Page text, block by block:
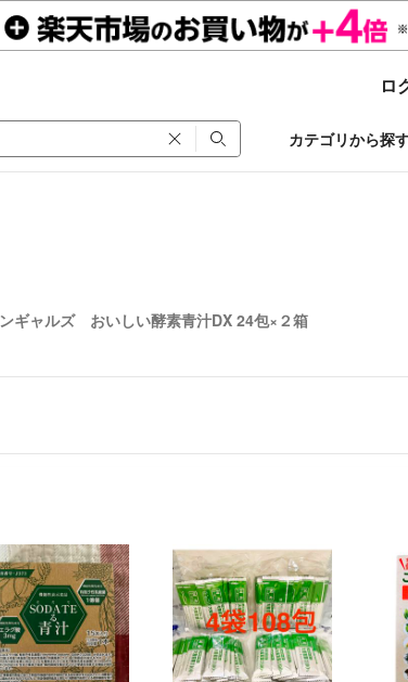
ロ
カテゴリから探
ギャルズ おいしい酵素青汁DX 24包×２箱